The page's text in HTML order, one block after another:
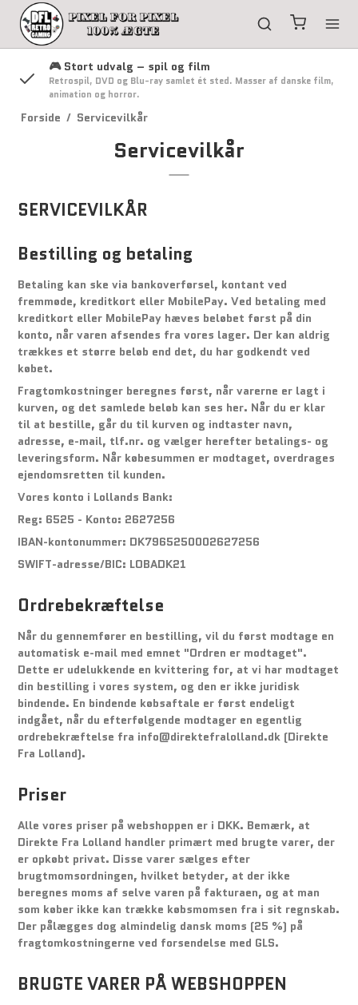
🎮 Stort udvalg – spil og film
Retrospil, DVD og Blu-ray samlet ét sted. Masser af danske film,
animation og horror.
Forside / Servicevilkår
Servicevilkår
SERVICEVILKÅR
Bestilling og betaling
Betaling kan ske via bankoverførsel, kontant ved
fremmøde, kreditkort eller MobilePay. Ved betaling med
kreditkort eller MobilePay hæves beløbet først på din
konto, når varen afsendes fra vores lager. Der kan aldrig
trækkes et større beløb end det, du har godkendt ved
købet.
Fragtomkostninger beregnes først, når varerne er lagt i
kurven, og det samlede beløb kan ses her. Når du er klar
til at bestille, går du til kurven og indtaster navn,
adresse, e-mail, tlf.nr. og vælger herefter betalings- og
leveringsform. Når købesummen er modtaget, overdrages
ejendomsretten til kunden.
Vores konto i Lollands Bank:
Reg: 6525 - Konto: 2627256
IBAN-kontonummer: DK7965250002627256
SWIFT-adresse/BIC: LOBADK21
Ordrebekræftelse
Når du gennemfører en bestilling, vil du først modtage en
automatisk e-mail med emnet "Ordren er modtaget".
Dette er udelukkende en kvittering for, at vi har modtaget
din bestilling i vores system, og den er ikke juridisk
bindende. En bindende købsaftale er først endeligt
indgået, når du efterfølgende modtager en egentlig
ordrebekræftelse fra info@direktefralolland.dk (Direkte
Fra Lolland).
Priser
Alle vores priser på webshoppen er i DKK. Bemærk, at
Direkte Fra Lolland handler primært med brugte varer, der
er opkøbt privat. Disse varer sælges efter
brugtmomsordningen, hvilket betyder, at der ikke
beregnes moms af selve varen på fakturaen, og at man
som køber ikke kan trække købsmomsen fra i sit regnskab.
Der pålægges dog almindelig dansk moms (25 %) på
fragtomkostningerne ved forsendelse med GLS.
BRUGTE VARER PÅ WEBSHOPPEN